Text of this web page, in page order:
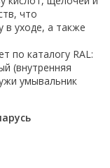
что
в уходе, а также
по каталогу RAL:
(внутренняя
умывальник